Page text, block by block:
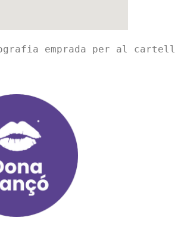
emprada per al